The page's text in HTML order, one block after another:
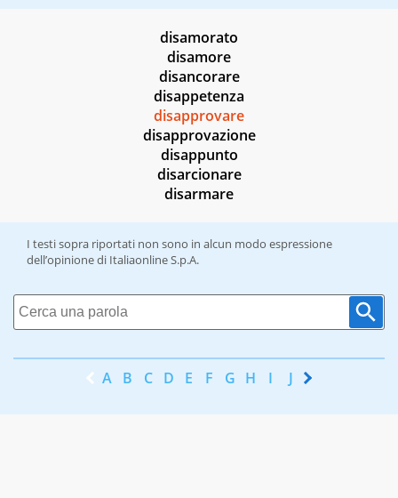
disamorato
disamore
disancorare
disappetenza
disapprovare
disapprovazione
disappunto
disarcionare
disarmare
I testi sopra riportati non sono in alcun modo espressione
dell’opinione di Italiaonline S.p.A.
A B C D E F G H I J K